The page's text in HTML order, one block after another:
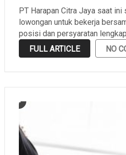
PT Harapan Citra Jaya saat ini
lowongan untuk bekerja
posisi dan persyaratan
FULL ARTICLE
NO